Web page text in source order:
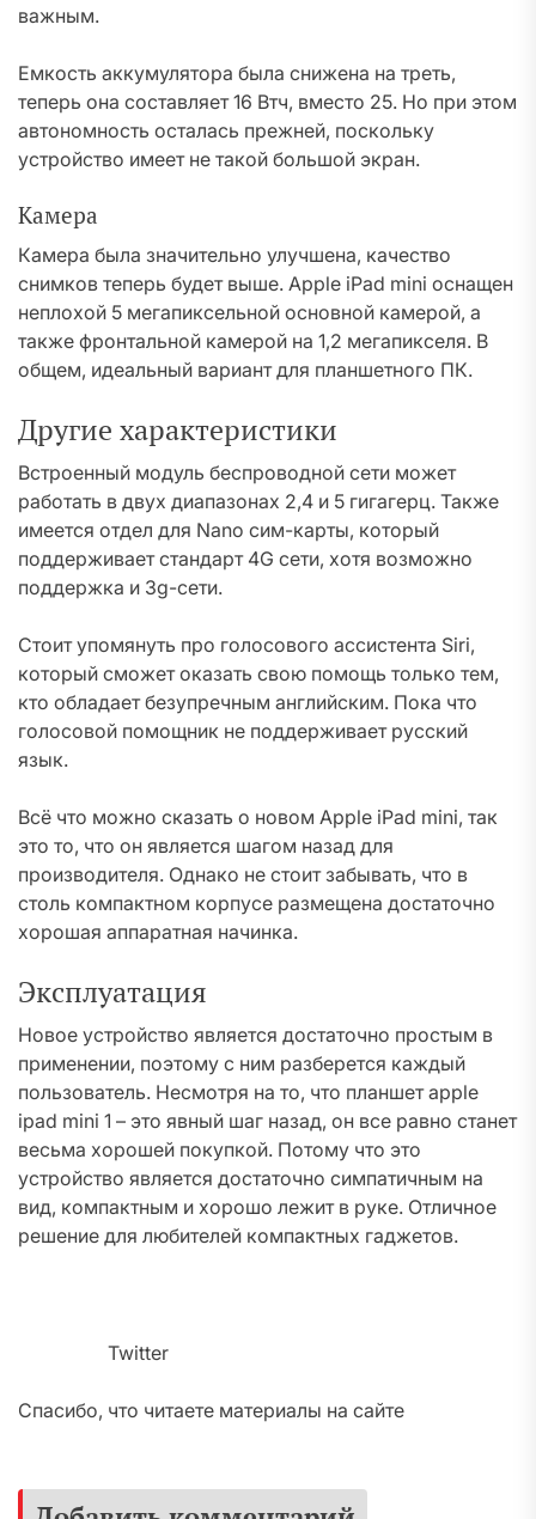
важным.
Емкость аккумулятора была снижена на треть,
теперь она составляет 16 Втч, вместо 25. Но при этом
автономность осталась прежней, поскольку
устройство имеет не такой большой экран.
Камера
Камера была значительно улучшена, качество
снимков теперь будет выше. Apple iPad mini оснащен
неплохой 5 мегапиксельной основной камерой, а
также фронтальной камерой на 1,2 мегапикселя. В
общем, идеальный вариант для планшетного ПК.
Другие характеристики
Встроенный модуль беспроводной сети может
работать в двух диапазонах 2,4 и 5 гигагерц. Также
имеется отдел для Nano сим-карты, который
поддерживает стандарт 4G сети, хотя возможно
поддержка и 3g-сети.
Стоит упомянуть про голосового ассистента Siri,
который сможет оказать свою помощь только тем,
кто обладает безупречным английским. Пока что
голосовой помощник не поддерживает русский
язык.
Всё что можно сказать о новом Apple iPad mini, так
это то, что он является шагом назад для
производителя. Однако не стоит забывать, что в
столь компактном корпусе размещена достаточно
хорошая аппаратная начинка.
Эксплуатация
Новое устройство является достаточно простым в
применении, поэтому с ним разберется каждый
пользователь. Несмотря на то, что планшет apple
ipad mini 1 – это явный шаг назад, он все равно станет
весьма хорошей покупкой. Потому что это
устройство является достаточно симпатичным на
вид, компактным и хорошо лежит в руке. Отличное
решение для любителей компактных гаджетов.
Twitter
Спасибо, что читаете материалы на сайте